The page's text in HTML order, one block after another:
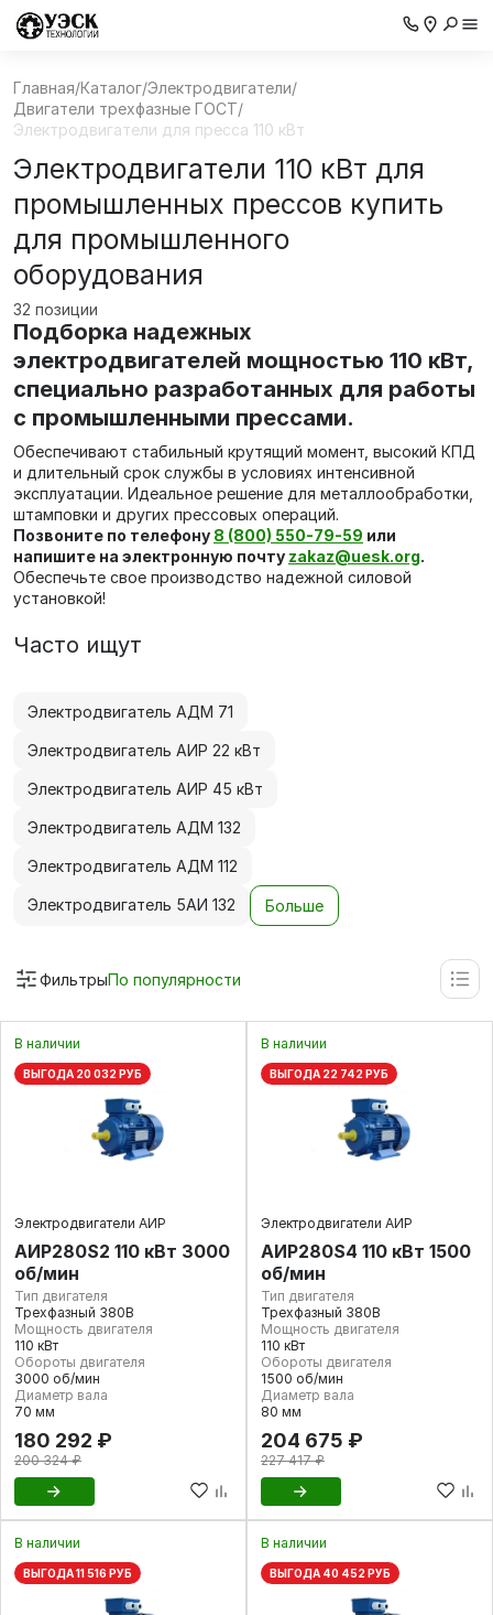
Главная/Каталог/Электродвигатели/
Двигатели трехфазные ГОСТ/
Электродвигатели для пресса 110 кВт
Электродвигатели 110 кВт для
промышленных прессов купить
для промышленного
оборудования
32 позиции
Подборка надежных
электродвигателей мощностью 110 кВт,
специально разработанных для работы
с промышленными прессами.
Обеспечивают стабильный крутящий момент, высокий КПД
и длительный срок службы в условиях интенсивной
эксплуатации. Идеальное решение для металлообработки,
штамповки и других прессовых операций.
Позвоните по телефону 8 (800) 550-79-59 или
напишите на электронную почту zakaz@uesk.org.
Обеспечьте свое производство надежной силовой
установкой!
Часто ищут
Электродвигатель АДМ 71
Электродвигатель АИР 22 кВт
Электродвигатель АИР 45 кВт
Электродвигатель АДМ 132
Электродвигатель АДМ 112
Электродвигатель 5АИ 132 Больше
ФильтрыПо популярности
В наличии
ВЫГОДА 20 032 РУБ
Электродвигатели АИР
АИР280S2 110 кВт 3000
об/мин
Тип двигателя
Трехфазный 380В
Мощность двигателя
110 кВт
Обороты двигателя
3000 об/мин
Диаметр вала
70 мм
180 292 ₽
200 324 ₽
В наличии
ВЫГОДА 22 742 РУБ
Электродвигатели АИР
АИР280S4 110 кВт 1500
об/мин
Тип двигателя
Трехфазный 380В
Мощность двигателя
110 кВт
Обороты двигателя
1500 об/мин
Диаметр вала
80 мм
204 675 ₽
227 417 ₽
В наличии
ВЫГОДА 11 516 РУБ
В наличии
ВЫГОДА 40 452 РУБ